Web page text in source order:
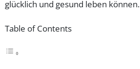
glücklich und gesund leben können.
Table of Contents